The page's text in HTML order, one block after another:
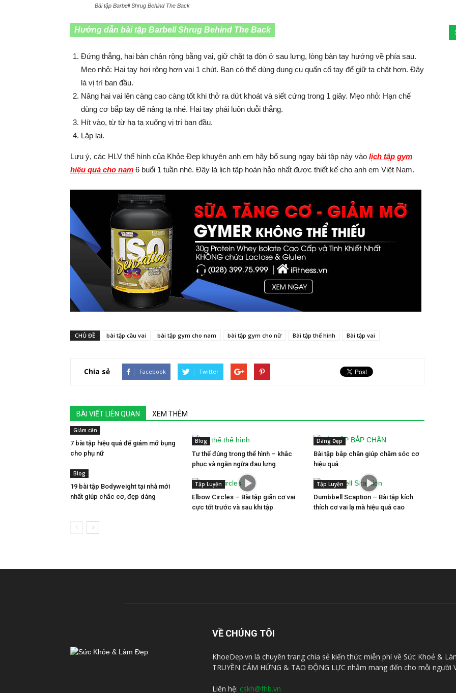
Bài tập Barbell Shrug Behind The Back
Hướng dẫn bài tập Barbell Shrug Behind The Back
Đứng thẳng, hai bàn chân rộng bằng vai, giữ chặt tạ đòn ở sau lưng, lòng bàn tay hướng về phía sau.
Mẹo nhỏ: Hai tay hơi rộng hơn vai 1 chút. Bạn có thể dùng dụng cụ quấn cổ tay để giữ tạ chặt hơn. Đây
là vị trí ban đầu.
Nâng hai vai lên càng cao càng tốt khi thở ra dứt khoát và siết cứng trong 1 giây. Mẹo nhỏ: Hạn chế
dùng cơ bắp tay để nâng tạ nhé. Hai tay phải luôn duỗi thẳng.
Hít vào, từ từ hạ tạ xuống vị trí ban đầu.
Lặp lại.
Lưu ý, các HLV thể hình của Khỏe Đẹp khuyên anh em hãy bổ sung ngay bài tập này vào lịch tập gym
hiệu quả cho nam 6 buổi 1 tuần nhé. Đây là lịch tập hoàn hảo nhất được thiết kế cho anh em Việt Nam.
CHỦ ĐỀ bài tập cầu vai bài tập gym cho nam bài tập gym cho nữ Bài tập thể hình Bài tập vai
Chia sẻ Facebook Twitter
BÀI VIẾT LIÊN QUAN XEM THÊM
Giảm cân
7 bài tập hiệu quả để giảm mỡ bụng
cho phụ nữ
Blog
Tư thế đúng trong thể hình – khắc
phục và ngăn ngừa đau lưng
Dáng Đẹp
Bài tập bắp chân giúp chăm sóc cơ
hiệu quả
Blog
19 bài tập Bodyweight tại nhà mới
nhất giúp chắc cơ, đẹp dáng
Tập Luyện
Elbow Circles – Bài tập giãn cơ vai
cực tốt trước và sau khi tập
Tập Luyện
Dumbbell Scaption – Bài tập kích
thích cơ vai lạ mà hiệu quả cao
VỀ CHÚNG TÔI
KhoeDep.vn là chuyên trang chia sẻ kiến thức miễn phí về Sức Khoẻ &
TRUYỀN CẢM HỨNG & TẠO ĐỘNG LỰC nhằm mang đến cho mỗi người
Liên hệ: cskh@fhb.vn